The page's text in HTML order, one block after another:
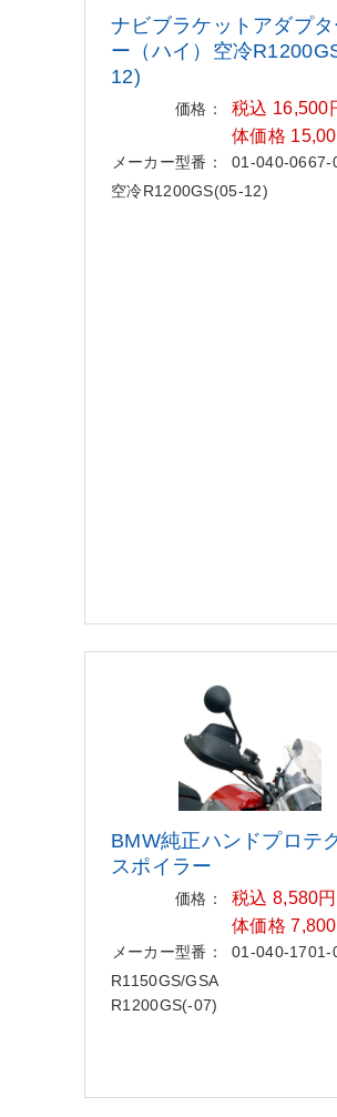
ナビブラケットアダプ
ー（ハイ）空冷
12)
価格：
税込 16,500
体価格
メーカー型番：
01-040-0667-
空冷R1200GS(05-12)
BMW純正ハンドプロテ
スポイラ ー
価格：
税込 8,580
体価格
メーカー型番：
01-040-1701-
R1150GS/GSA
R1200GS(-07)